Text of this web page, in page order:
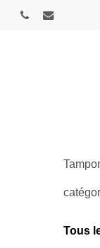
Skip
Tous